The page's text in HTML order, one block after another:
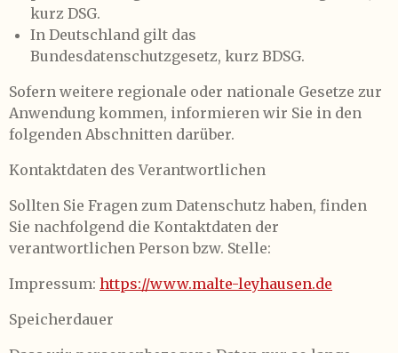
kurz DSG.
In Deutschland gilt das
Bundesdatenschutzgesetz, kurz BDSG.
Sofern weitere regionale oder nationale Gesetze zur
Anwendung kommen, informieren wir Sie in den
folgenden Abschnitten darüber.
Kontaktdaten des Verantwortlichen
Sollten Sie Fragen zum Datenschutz haben, finden
Sie nachfolgend die Kontaktdaten der
verantwortlichen Person bzw. Stelle:
Impressum: https://www.malte-leyhausen.de
Speicherdauer